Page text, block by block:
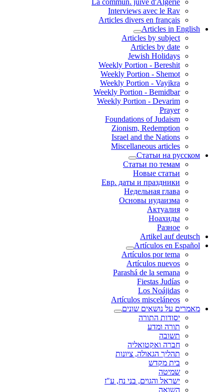
La commun. juive d'Algérie
Interviews avec le Rav
Articles divers en français
Articles in English
Articles by subject
Articles by date
Jewish Holidays
Weekly Portion - Bereshit
Weekly Portion - Shemot
Weekly Portion - Vayikra
Weekly Portion - Bemidbar
Weekly Portion - Devarim
Prayer
Foundations of Judaism
Zionism, Redemption
Israel and the Nations
Miscellaneous articles
Статьи на русском
Статьи по темам
Новые статьи
Евр. даты и праздники
Недельная глава
Основы иудаизма
Актуалия
Ноахиды
Разное
Artikel auf deutsch
Artículos en Español
Artículos por tema
Artículos nuevos
Parashá de la semana
Fiestas Judías
Los Noájidas
Artículos misceláneos
מאמרים על נושאים שונים
יסודות התורה
תורה ומדע
תשובה
חברה ואקטואליה
תהליך הגאולה, ציונות
בית מקדש
שמיטה
ישראל והגוים, בני נח, ע"ז
השואה